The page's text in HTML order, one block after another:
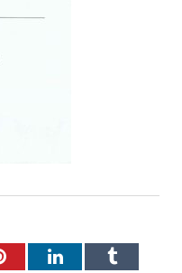
PinterestLinkedInTumblr